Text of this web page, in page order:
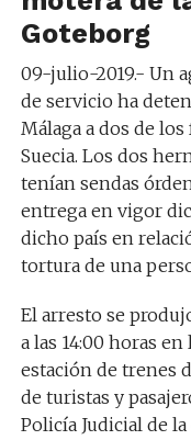
Goteborg
09-julio-2019.- Un
de servicio ha
Málaga a dos de
Suecia. Los dos
tenían sendas
entrega en vigor
dicho país en
tortura de una
El arresto se
a las 14:00 horas
estación de trenes
de turistas y
Policía Judicial de